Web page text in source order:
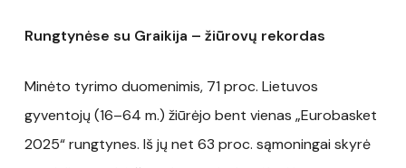
Rungtynėse su Graikija – žiūrovų rekordas
Minėto tyrimo duomenimis, 71 proc. Lietuvos
gyventojų (16–64 m.) žiūrėjo bent vienas „Eurobasket
2025“ rungtynes. Iš jų net 63 proc. sąmoningai skyrė